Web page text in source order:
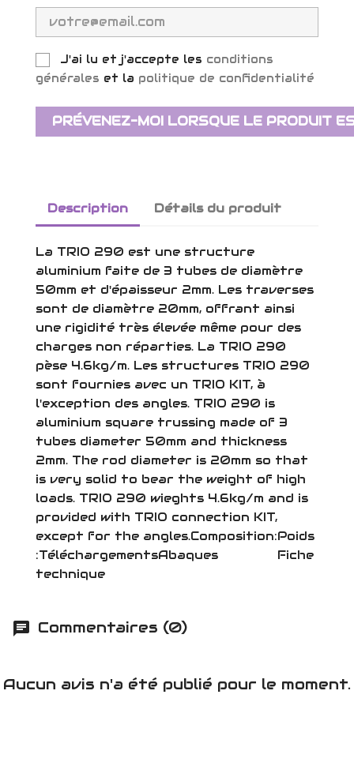
J'ai lu et j'accepte les conditions
générales et la politique de confidentialité
PRÉVENEZ-MOI LORSQUE LE PRODUIT
Description Détails du produit
La TRIO 290 est une structure
aluminium faite de 3 tubes de diamètre
50mm et d'épaisseur 2mm. Les traverses
sont de diamètre 20mm, offrant ainsi
une rigidité très élevée même pour des
charges non réparties. La TRIO 290
pèse 4.6kg/m. Les structures TRIO 290
sont fournies avec un TRIO KIT, à
l'exception des angles. TRIO 290 is
aluminium square trussing made of 3
tubes diameter 50mm and thickness
2mm. The rod diameter is 20mm so that
is very solid to bear the weight of high
loads. TRIO 290 wieghts 4.6kg/m and is
provided with TRIO connection KIT,
except for the angles.Composition:Poids
:TéléchargementsAbaques Fiche
technique
Commentaires (0)
Aucun avis n'a été publié pour le moment.